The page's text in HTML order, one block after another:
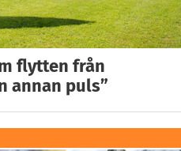
flytten från
annan puls”